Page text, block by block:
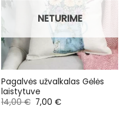
NETURIME
Pagalvės užvalkalas Gėlės
laistytuve
14,00€ Original
price
7,00 €Current